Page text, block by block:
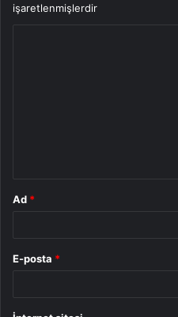
işaretlenmişlerdir
Ad *
E-posta *